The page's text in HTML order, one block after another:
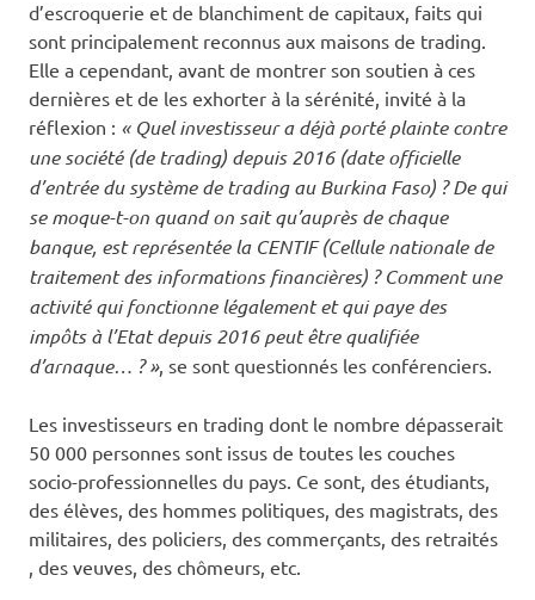
d’escroquerie et de blanchiment de capitaux, faits qui
sont principalement reconnus aux maisons de trading.
Elle a cependant, avant de montrer son soutien à ces
dernières et de les exhorter à la sérénité, invité à la
réflexion : « Quel investisseur a déjà porté plainte contre
une société (de trading) depuis 2016 (date officielle
d’entrée du système de trading au Burkina Faso) ? De qui
se moque-t-on quand on sait qu’auprès de chaque
banque, est représentée la CENTIF (Cellule nationale de
traitement des informations financières) ? Comment une
activité qui fonctionne légalement et qui paye des
impôts à l’Etat depuis 2016 peut être qualifiée
d’arnaque… ? », se sont questionnés les conférenciers.
Les investisseurs en trading dont le nombre dépasserait
50 000 personnes sont issus de toutes les couches
socio-professionnelles du pays. Ce sont, des étudiants,
des élèves, des hommes politiques, des magistrats, des
militaires, des policiers, des commerçants, des retraités
, des veuves, des chômeurs, etc.